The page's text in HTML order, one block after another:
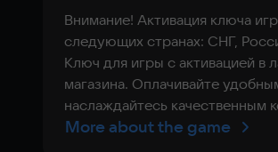
Внимание! Активация ключа
следующих странах: СНГ,
Ключ для игры с активацией в
магазина. Оплачивайте
наслаждайтесь качественным
More about the game